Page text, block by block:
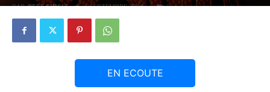
PAR PETE CIRCLE 6 SEPTEMBRE 2024 0
EN ECOUTE